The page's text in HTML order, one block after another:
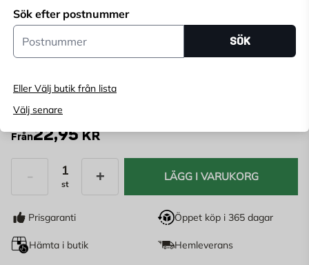
Sök efter postnummer
Postnummer
SÖK
Eller Välj butik från lista
Välj senare
Köp online, boka leverans i kassan
Angepostnummerför att se lagerstatus
115 mm 125 mm
Från22,95 KR
st
LÄGG I VARUKORG
Prisgaranti Öppet köp i 365 dagar
Hämta i butik Hemleverans